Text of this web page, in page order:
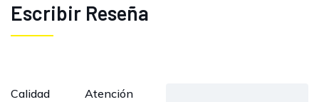
Escribir Reseña
Calidad Atención